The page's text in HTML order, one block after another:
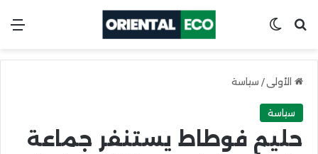
ابحث عنSwitch skin
الأولى / سياسة
سياسة
حليم فوطاط يستنفر جماعة